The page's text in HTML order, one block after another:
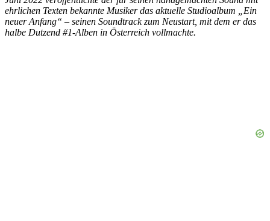
ehrlichen Texten bekannte Musiker das aktuelle Studioalbum „Ein
neuer Anfang“ – seinen Soundtrack zum Neustart, mit dem er das
halbe Dutzend #1-Alben in Österreich vollmachte.